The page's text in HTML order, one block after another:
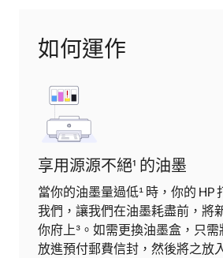
如何運作
享用源源不絕¹ 的油墨
當你的油墨量過低¹ 時，你的 HP
我們，讓我們在油墨耗盡前，將
你府上³ 。如需更換油墨盒，只
放進預付郵費信封，然後將之放